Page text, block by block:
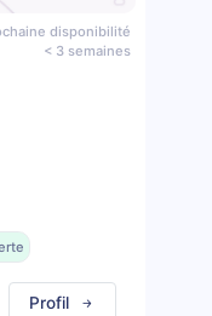
disponibilité
< 3 semaines
Profil